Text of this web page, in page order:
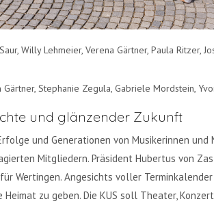
Willy Lehmeier, Verena Gärtner, Paula
Gärtner, Stephanie Zegula, Gabriele Mordstein,
und glänzender Zukunft
und Generationen von Musikerinnen
Mitgliedern. Präsident Hubertus von
Wertingen. Angesichts voller
zu geben. Die KUS soll Theater,